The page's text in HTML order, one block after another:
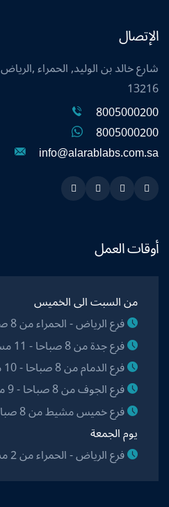
الإتصال
شارع خالد بن الوليد, الحمراء ,الرياض
13216
8005000200
8005000200
info@alarablabs.com.sa
Snapchat
Twitter
Linkedin
Instagram
أوقات العمل
من السبت الى الخميس
فرع الرياض - الحمراء من 8 صباحا - 11 مساءا
فرع جدة من 8 صباحا - 11 مساءا
فرع الدمام من 8 صباحا - 10 مساءا
فرع الجوف من 8 صباحا - 9 مساءا
فرع خميس مشيط من 8 صباحا - 10 مساءا
يوم الجمعة
فرع الرياض - الحمراء من 2 مساءا - 11 مساءا